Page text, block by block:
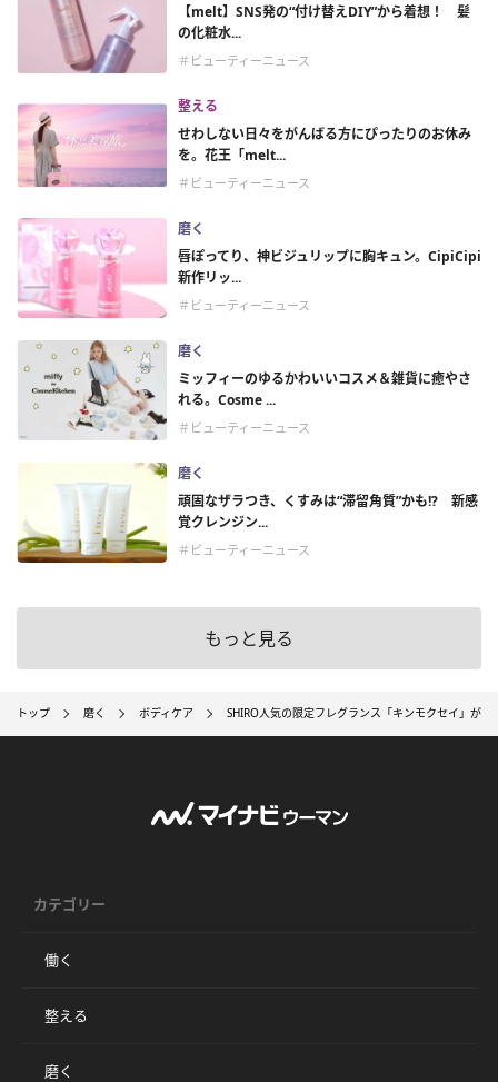
【melt】SNS発の“付け替えDIY”から着想！ 髪
の化粧水...
＃ビューティーニュース
整える
せわしない日々をがんばる方にぴったりのお休み
を。花王「melt...
＃ビューティーニュース
磨く
唇ぽってり、神ビジュリップに胸キュン。CipiCipi
新作リッ...
＃ビューティーニュース
磨く
ミッフィーのゆるかわいいコスメ＆雑貨に癒やさ
れる。Cosme ...
＃ビューティーニュース
磨く
頑固なザラつき、くすみは“滞留角質”かも!? 新感
覚クレンジン...
＃ビューティーニュース
もっと見る
トップ 磨く ボディケア SHIRO人気の限定フレグランス「キンモクセイ」が
カテゴリー
働く
整える
磨く